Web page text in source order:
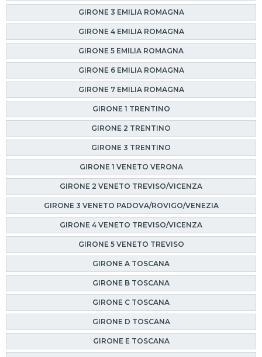
GIRONE 3 EMILIA ROMAGNA
GIRONE 4 EMILIA ROMAGNA
GIRONE 5 EMILIA ROMAGNA
GIRONE 6 EMILIA ROMAGNA
GIRONE 7 EMILIA ROMAGNA
GIRONE 1 TRENTINO
GIRONE 2 TRENTINO
GIRONE 3 TRENTINO
GIRONE 1 VENETO VERONA
GIRONE 2 VENETO TREVISO/VICENZA
GIRONE 3 VENETO PADOVA/ROVIGO/VENEZIA
GIRONE 4 VENETO TREVISO/VICENZA
GIRONE 5 VENETO TREVISO
GIRONE A TOSCANA
GIRONE B TOSCANA
GIRONE C TOSCANA
GIRONE D TOSCANA
GIRONE E TOSCANA